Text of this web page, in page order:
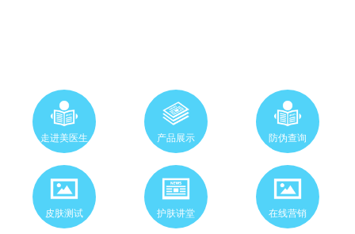
走进美医生 产品展示 防伪查询
皮肤测试 护肤讲堂 在线营销